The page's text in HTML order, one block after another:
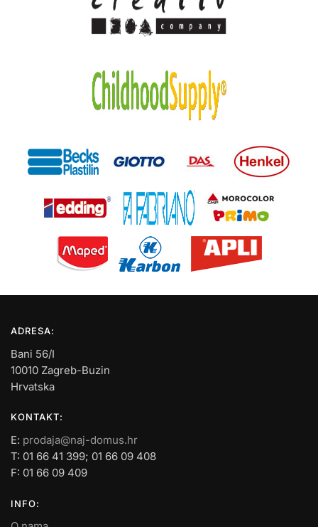
ADRESA:
Bani 56/I
10010 Zagreb-Buzin
Hrvatska
KONTAKT:
E: prodaja@naj-domus.hr
T: 01 66 41 399; 01 66 09 408
F: 01 66 09 409
INFO: